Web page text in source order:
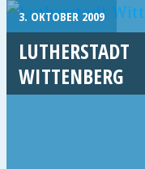
3. OKTOBER 2009
LUTHERSTADT
WITTENBERG